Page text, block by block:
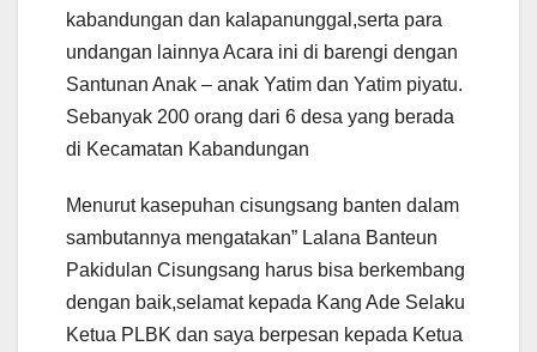
kabandungan dan kalapanunggal,serta para
undangan lainnya Acara ini di barengi dengan
Santunan Anak – anak Yatim dan Yatim piyatu.
Sebanyak 200 orang dari 6 desa yang berada
di Kecamatan Kabandungan
Menurut kasepuhan cisungsang banten dalam
sambutannya mengatakan” Lalana Banteun
Pakidulan Cisungsang harus bisa berkembang
dengan baik,selamat kepada Kang Ade Selaku
Ketua PLBK dan saya berpesan kepada Ketua